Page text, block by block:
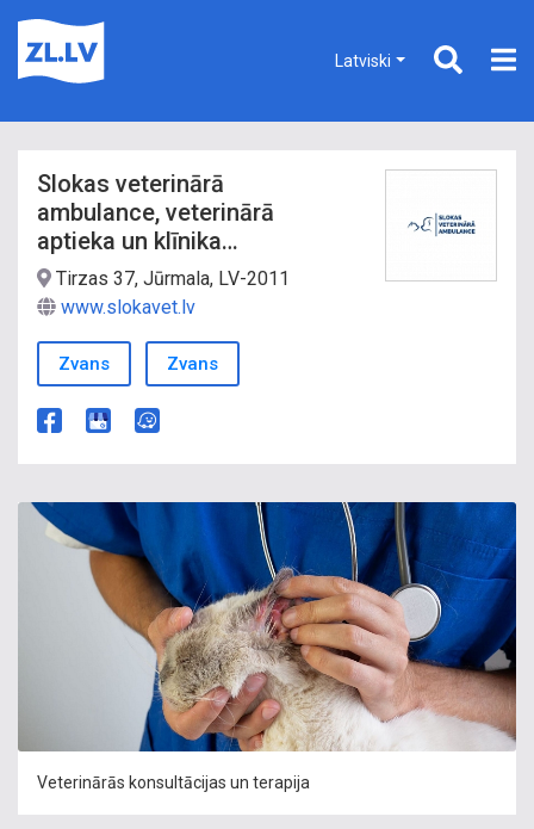
Latviski
Slokas veterinārā
ambulance, veterinārā
aptieka un klīnika
Jūrmalā
Tirzas 37, Jūrmala, LV-2011
www.slokavet.lv
Zvans Zvans
Veterinārās konsultācijas un terapija